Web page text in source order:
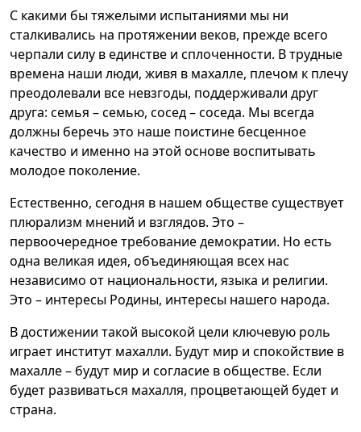
С какими бы тяжелыми испытаниями мы ни
сталкивались на протяжении веков, прежде всего
черпали силу в единстве и сплоченности. В трудные
времена наши люди, живя в махалле, плечом к плечу
преодолевали все невзгоды, поддерживали друг
друга: семья – семью, сосед – соседа. Мы всегда
должны беречь это наше поистине бесценное
качество и именно на этой основе воспитывать
молодое поколение.
Естественно, сегодня в нашем обществе существует
плюрализм мнений и взглядов. Это –
первоочередное требование демократии. Но есть
одна великая идея, объединяющая всех нас
независимо от национальности, языка и религии.
Это – интересы Родины, интересы нашего народа.
В достижении такой высокой цели ключевую роль
играет институт махалли. Будут мир и спокойствие в
махалле – будут мир и согласие в обществе. Если
будет развиваться махалля, процветающей будет и
страна.